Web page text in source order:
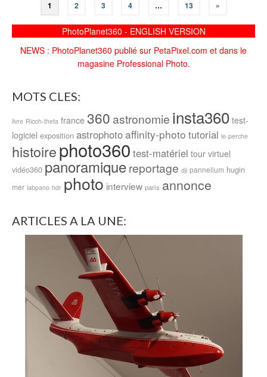
1 2 3 4 … 13 »
PhotoPlanet360 - ENGLISH VERSION
NEWS : PhotoPlanet360 publié sur PetaPixel.com et dans le
magasine Professional Photo.
MOTS CLES:
livre Ricoh-theta france 360 astronomie insta360 test-
logiciel exposition astrophotoaffinity-photo tutorial le-perche
histoirephoto360 test-matériel tour virtuel
vidéo360 panoramiquereportage dji pannellum hugin
mer labpano hdr photo interview paris annonce
ARTICLES A LA UNE: